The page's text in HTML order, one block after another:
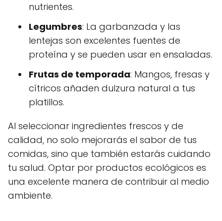
nutrientes.
Legumbres: La garbanzada y las
lentejas son excelentes fuentes de
proteína y se pueden usar en ensaladas.
Frutas de temporada: Mangos, fresas y
cítricos añaden dulzura natural a tus
platillos.
Al seleccionar ingredientes frescos y de
calidad, no solo mejorarás el sabor de tus
comidas, sino que también estarás cuidando
tu salud. Optar por productos ecológicos es
una excelente manera de contribuir al medio
ambiente.